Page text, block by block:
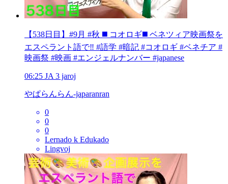
【538日目】#9月 #秋 ◼️ コオロギ◼️ ベネツィア映画祭を
エスペラント語で‼️ #語学 #暗記 #コオロギ #ベネチア #
映画祭 #映画 #エンジェルナンバー #japanese
06:25 JA 3 jaroj
やぱらんらん-japaranran
0
0
0
Lernado k Edukado
Lingvoj